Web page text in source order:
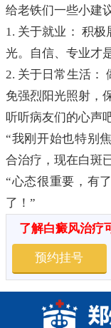
给老铁们一些小建
1. 关于就业： 积
光。自信、专业才
2. 关于日常生活：
免强烈阳光照射，
听听病友们的心声
“我刚开始也特别
合治疗，现在白斑
“心态很重要，有
了！”
了解白癜风治疗
预约挂号